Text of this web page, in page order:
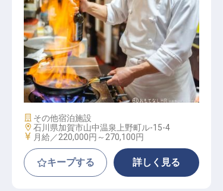
料理長・マネージャー・シェフ / 正
社員
施設業態
その他宿泊施設
勤務地
石川県加賀市山中温泉上野町ル-15-4
給与
月給／220,000円～ 270,100円
キープする 詳しく見る